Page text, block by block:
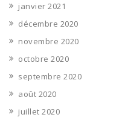
janvier 2021
décembre 2020
novembre 2020
octobre 2020
septembre 2020
août 2020
juillet 2020